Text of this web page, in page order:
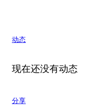
动态
现在还没有动态
分享